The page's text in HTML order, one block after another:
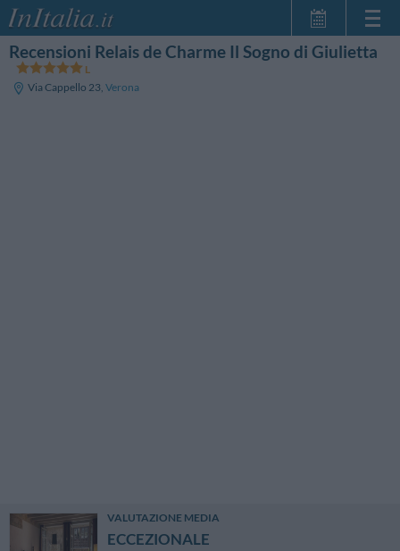
Home Page
Recensioni Relais de Charme Il Sogno di Giulietta
Via Cappello 23, Verona
VALUTAZIONE MEDIA
ECCEZIONALE